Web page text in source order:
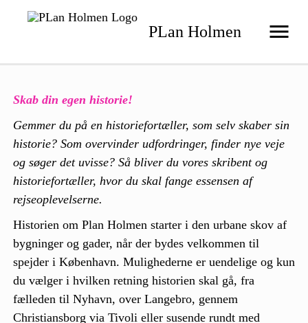
PLan Holmen
Skab din egen historie!
Gemmer du på en historiefortæller, som selv skaber sin
historie? Som overvinder udfordringer, finder nye veje
og søger det uvisse? Så bliver du vores skribent og
historiefortæller, hvor du skal fange essensen af
rejseoplevelserne.
Historien om Plan Holmen starter i den urbane skov af
bygninger og gader, når der bydes velkommen til
spejder i København. Mulighederne er uendelige og kun
du vælger i hvilken retning historien skal gå, fra
fælleden til Nyhavn, over Langebro, gennem
Christiansborg via Tivoli eller susende rundt med